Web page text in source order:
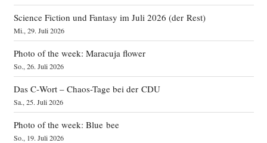
Science Fiction und Fantasy im Juli 2026 (der Rest)
Mi., 29. Juli 2026
Photo of the week: Maracuja flower
So., 26. Juli 2026
Das C‑Wort – Chaos-Tage bei der CDU
Sa., 25. Juli 2026
Photo of the week: Blue bee
So., 19. Juli 2026